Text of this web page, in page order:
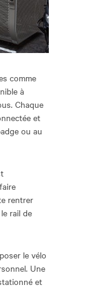
comme
à
Chaque
et
ou au
rentrer
rail de
le vélo
Une
et